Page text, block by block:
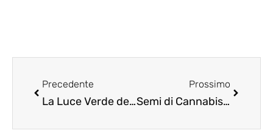
Precedente
La Luce Verde della Germania: L’Alba della Legalizzazione della Marijuana
Prossimo
Semi di Cannabis e il Loro Ruolo nella Conservazione della Biodiversità